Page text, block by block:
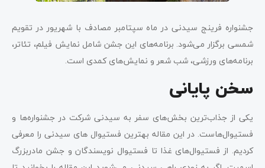
جشنواره فرینج سیدنی در ماه سپتامبر مصادف با شهریور در تقویم
شمسی برگزار می‌شود. برنامه‌های این جشن شامل نمایش فیلم، تئاتر،
برنامه‌های ورزشی، شب ‌شعر و نمایش‌های کمدی است.
سخن پایانی
یکی از جذاب‌ترین بخش‌های سفر به سیدنی شرکت در جشنواره‌ها و
فستیوال‌هاست. در این مقاله بهترین فستیوال های سیدنی را معرفی
کردیم. از فستیوال‌های غذا تا فستیوال نویسندگان و جشن مادربزرگ